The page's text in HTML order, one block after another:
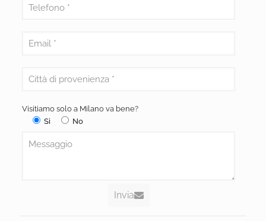
Visitiamo solo a Milano va bene?
Si
No
Invia